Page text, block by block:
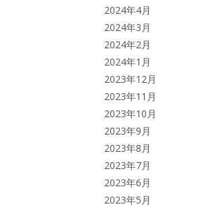
2024年4月
2024年3月
2024年2月
2024年1月
2023年12月
2023年11月
2023年10月
2023年9月
2023年8月
2023年7月
2023年6月
2023年5月